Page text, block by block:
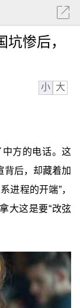
惨后，
小 大
方的电话。这
背后，却藏着加
进程的开端”，
大这是要“改弦